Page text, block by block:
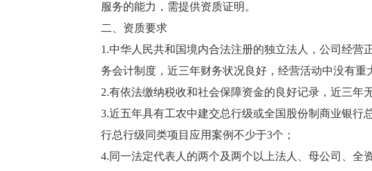
服务的能力，需提供资质证明。
二、资质要求
1.中华人民共和国境内合法注册的独立法人，公司经
务会计制度，近三年财务状况良好，经营活动中没有重
2.有依法缴纳税收和社会保障资金的良好记录，近三年
3.近五年具有工农中建交总行级或全国股份制商业银行
行总行级同类项目应用案例不少于3个；
4.同一法定代表人的两个及两个以上法人、母公司、全